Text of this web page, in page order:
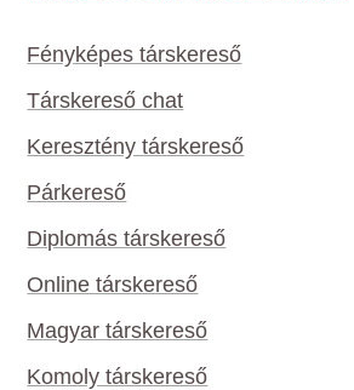
Fényképes társkereső
Társkereső chat
Keresztény társkereső
Párkereső
Diplomás társkereső
Online társkereső
Magyar társkereső
Komoly társkereső